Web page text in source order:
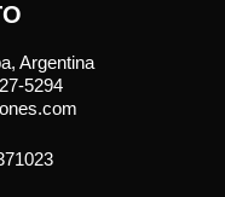
Argentina
5294